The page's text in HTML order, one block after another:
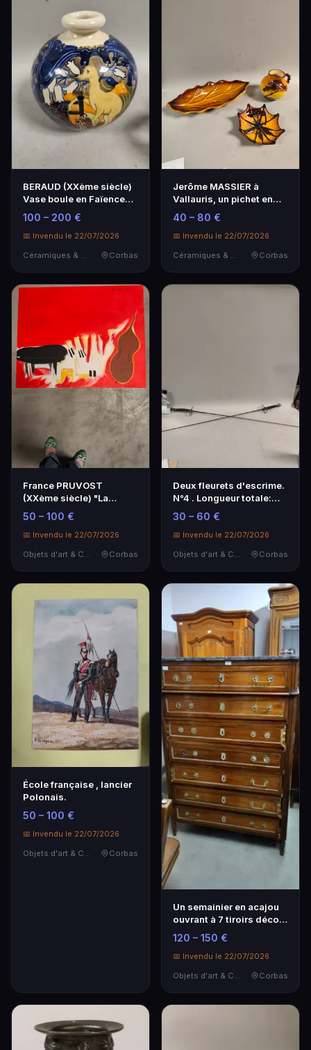
BERAUD (XXème siècle)
Vase boule en Faïence
émaillée à décor…
100 – 200 €
📅 Invendu le 22/07/2026
Céramiques & Porcelaine
Corbas
Jerôme MASSIER à
Vallauris, un pichet en
faïence vernissé à …
40 – 80 €
📅 Invendu le 22/07/2026
Céramiques & Porcelaine
Corbas
France PRUVOST
(XXème siècle) "La
musique du silence
"impres…
50 – 100 €
📅 Invendu le 22/07/2026
Objets d'art & Curiosités
Corbas
Deux fleurets d'escrime.
N°4 . Longueur totale:
103 cm (peti…
30 – 60 €
📅 Invendu le 22/07/2026
Objets d'art & Curiosités
Corbas
École française , lancier
Polonais.
50 – 100 €
📅 Invendu le 22/07/2026
Objets d'art & Curiosités
Corbas
Un semainier en acajou
ouvrant à 7 tiroirs décor
de bronzes …
120 – 150 €
📅 Invendu le 22/07/2026
Objets d'art & Curiosités
Corbas